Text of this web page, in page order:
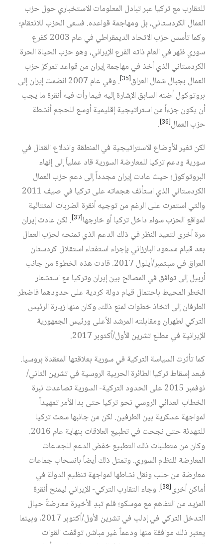
للتقارب مع تركيا عبر تبادل المعلومات الاستخباري حول حزب
العمال الكردستاني، بل ومهاجمة قواعده. فسعى الحزب للانتقام؛
وكما تأسس حزب الاتحاد الديمقراطي في عام 2003 كفرع
سوري ظهر في العام ذاته الفرع الإيراني، وهو حزب الحياة الحرة
الكردستاني الذي أخذ في مهاجمة إيران من قواعد تمركز حزب
العمال بجبال شمال العراق[35]
. وفي عام 2007 انضمت إيران إلى
بروتوكول أضنه السابق الإشارة إليه فيما رأت فيه أنقرة ما يجب
أن يكون جزءاً من استراتيجية إقليمية أوسع للحجم أنشطة
حزب العمال[36]
.
لكن تغير الأوضاع الاستراتيجية في المنطقة واندلاع القتال في
سورية ودعم تركيا للمعارضة السورية قاد عملياً إلى إنهاء
البروتوكول؛ حيث عادت إيران مجدداً إلى دعم حزب العمال
الكردستاني الذي استأنف هجماته على تركيا في صيف 2011
والتي استمرت على الرغم من توجيه أنقرة الضربات المتتالية
لمواقع الحزب سواء داخل تركيا أو خارجها[37]
. لكن عادت إيران
مرة أخرى لتعيد النظر في ذلك الدعم الذي تمنحه لحزب العمال
بعد قيام مسعود البارزاني بإجراء استفتاء استقلال كردستان
العراق في سبتمبر/أيلول 2017. قادت هذه الخطوة من جانب
أربيل إلى توافق في المصالح بين إيران وتركيا مع استشعار
الخطر المحيط باحتمال قيام دولة كردية على حدودهما فاضطر
الطرفان إلى اتخاذ خطوات لمنع ذلك، وكان منها زيارة الرئيس
التركي لطهران ومقابلته المرشد الأعلى ورئيس الجمهورية
الإيرانية في مطلع تشرين الأول/أكتوبر 2017.
كما تأثرت السياسة التركية في سورية بعلاقتها المعقدة بروسيا.
فبعد إسقاط تركيا الطائرة الحربية الروسية في تشرين الثاني/
نوفمبر 2015 على الحدود التركية- السورية تصاعدت نبرة
الخطاب العدائي الروسي نحو تركيا حتى بدا الأمر تمهيداً
لمواجهة عسكرية بين الطرفين. لكن من جانبها سعت تركيا
للتهدئة حتى نجحت في تطبيع العلاقات بنهاية عام 2016.
وكان من متطلبات ذلك التطبيع خفض الدعم للجماعات
المعارضة للنظام السوري. وتمثل ذلك أيضاً بانسحاب جماعات
معارضة من حلب ونقل نشاطها لمواجهة تنظيم الدولة في
أماكن أخرى[38]
. وجاء التقارب التركي- الإيراني ليمنح أنقرة
المزيد من التفاهم مع موسكو؛ فلم تبدِ الأخيرة معارضةً حيال
التدخل التركي في إدلب في تشرين الأول/أكتوبر 2017، وبينما
يعتبر ذلك موافقة منها ودعماً غير مباشر، توقفت القوات